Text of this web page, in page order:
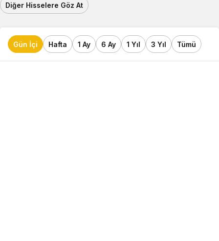
Diğer Hisselere Göz At
Gün İçi Hafta 1 Ay 6 Ay 1 Yıl 3 Yıl Tümü